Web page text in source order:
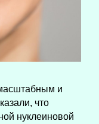
и
что
нуклеиновой